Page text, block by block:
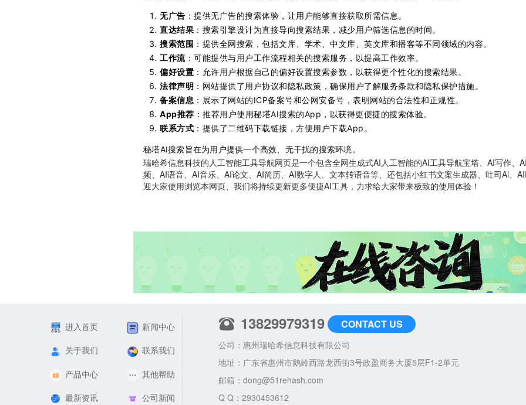
无广告 ：提供无广告的搜索体验，让用户能够直接获取所需信息。
直达结果 ：搜索引擎设计为直接导向搜索结果，减少用户筛选信息的时间。
搜索范围 ：提供全网搜索，包括文库、学术、中文库、英文库和播客等不同领域的内容。
工作流：可能提供与用户工作流程相关的搜索服务，以提高工作效率。
偏好设置 ：允许用户根据自己的偏好设置搜索参数，以获得更个性化的搜索结果。
法律声明 ：网站提供了用户协议和隐私政策，确保用户了解服务条款和隐私保护措施。
备案信息 ：展示了网站的ICP备案号和公网安备号，表明网站的合法性和正规性。
App推荐 ：推荐用户使用秘塔AI搜索的App，以获得更便捷的搜索体验。
联系方式 ：提供了二维码下载链接，方便用户下载App。
秘塔AI搜索旨在为用户提供一个高效、无干扰的搜索环境。
瑞哈希信息科技的人工智能工具导航网页是一个包含全网生成式AI人工智能的AI工具导航宝塔、AI写作、
频、AI语音、AI音乐、AI论文、AI简历、AI数字人、文本转语音等、还包括小红书文案生成器、吐司Al、
迎大家使用浏览本网页、我们将持续更新更多便捷AI工具，力求给大家带来极致的使用体验！
进入首页 新闻中心
关于我们 联系我们
产品中心 其他帮助
最新资讯 公司新闻
13829979319 CONTACT US
公司：惠州瑞哈希信息科技有限公司
地址：广东省惠州市鹅岭西路龙西街3号政盈商务大厦5层F1-2单元
邮箱： dong@51rehash.com
Q Q：2930453612